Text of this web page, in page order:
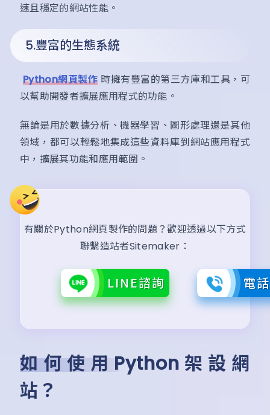
速且穩定的網站性能。
5.豐富的生態系統
Python網頁製作 時擁有豐富的第三方庫和工具，可
以幫助開發者擴展應用程式的功能。
無論是用於數據分析、機器學習、圖形處理還是其他
領域，都可以輕鬆地集成這些資料庫到網站應用程式
中，擴展其功能和應用範圍。
有關於Python網頁製作的問題？歡迎透過以下方式
聯繫造站者Sitemaker：
LINE諮詢 電
如何使用Python架設網
站？